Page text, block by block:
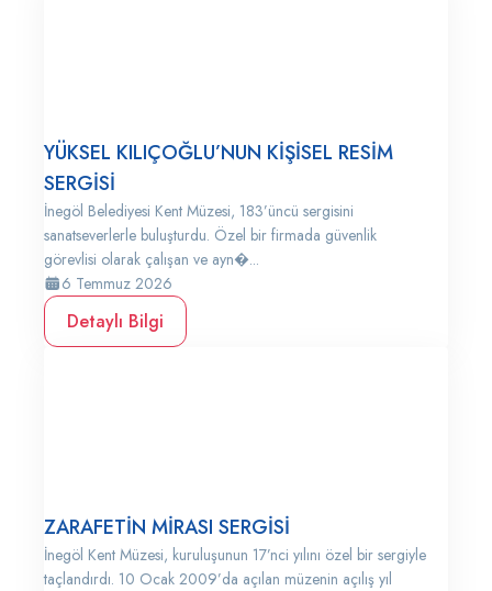
YÜKSEL KILIÇOĞLU’NUN KİŞİSEL RESİM
SERGİSİ
İnegöl Belediyesi Kent Müzesi, 183’üncü sergisini
sanatseverlerle buluşturdu. Özel bir firmada güvenlik
görevlisi olarak çalışan ve ayn�...
6 Temmuz 2026
Detaylı Bilgi
ZARAFETİN MİRASI SERGİSİ
İnegöl Kent Müzesi, kuruluşunun 17’nci yılını özel bir sergiyle
taçlandırdı. 10 Ocak 2009’da açılan müzenin açılış yıl